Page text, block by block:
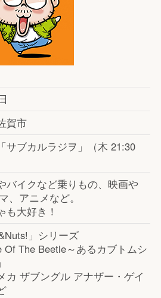
賀市
サブカルラジヲ」（木 21:30
バイクなど乗りもの、映画や
、アニメなど。
も大好き！
」シリーズ
Of The Beetle～あるカブトムシ
カ ザブングル アナザー・ゲイ